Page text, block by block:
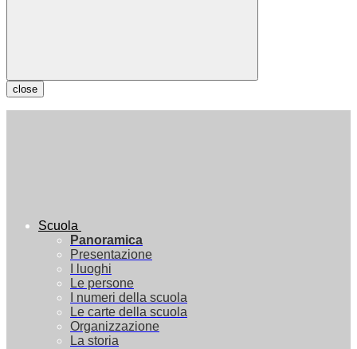
close
Scuola
Panoramica
Presentazione
I luoghi
Le persone
I numeri della scuola
Le carte della scuola
Organizzazione
La storia